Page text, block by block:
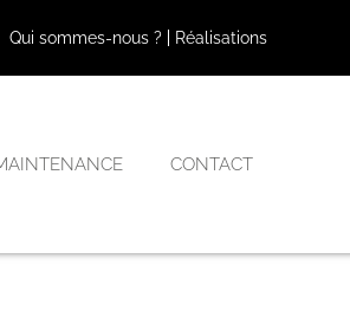
Qui sommes-nous ? Réalisations
CONTACT